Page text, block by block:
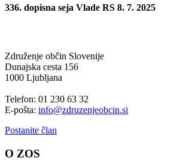
336. dopisna seja Vlade RS 8. 7. 2025
Združenje občin Slovenije
Dunajska cesta 156
1000 Ljubljana
Telefon: 01 230 63 32
E-pošta: info@zdruzenjeobcin.si
Postanite član
O ZOS